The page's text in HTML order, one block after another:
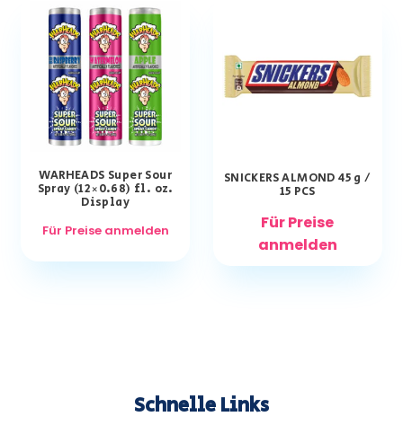
WARHEADS Super Sour
Spray (12×0.68) fl. oz.
Display
Für Preise anmelden
SNICKERS ALMOND 45 g /
15 PCS
Für Preise
anmelden
Schnelle Links